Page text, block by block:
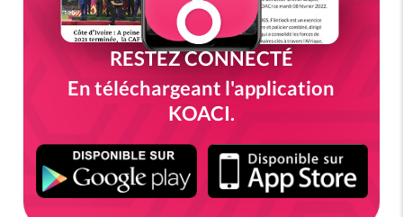
RESTEZ CONNECTÉ
En téléchargeant l'application
KOACI.